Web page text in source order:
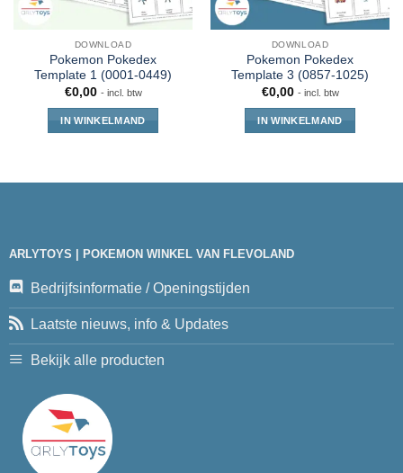
DOWNLOAD
Pokemon Pokedex
Template 1 (0001-0449)
€0,00 - incl. btw
IN WINKELMAND
DOWNLOAD
Pokemon Pokedex
Template 3 (0857-1025)
€0,00 - incl. btw
IN WINKELMAND
ARLYTOYS | POKEMON WINKEL VAN FLEVOLAND
Bedrijfsinformatie / Openingstijden
Laatste nieuws, info & Updates
Bekijk alle producten